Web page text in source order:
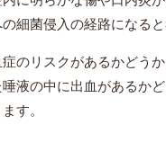
の細菌侵入の経路になる
のリスクがあるかどう
唾液の中に出血があるか
す。